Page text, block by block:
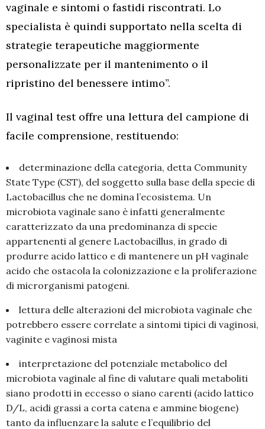
vaginale e sintomi o fastidi riscontrati. Lo
specialista è quindi supportato nella scelta di
strategie terapeutiche maggiormente
personalizzate per il mantenimento o il
ripristino del benessere intimo”.
Il vaginal test offre una lettura del campione di
facile comprensione, restituendo:
determinazione della categoria, detta Community
State Type (CST), del soggetto sulla base della specie di
Lactobacillus che ne domina l’ecosistema. Un
microbiota vaginale sano è infatti generalmente
caratterizzato da una predominanza di specie
appartenenti al genere Lactobacillus, in grado di
produrre acido lattico e di mantenere un pH vaginale
acido che ostacola la colonizzazione e la proliferazione
di microrganismi patogeni.
lettura delle alterazioni del microbiota vaginale che
potrebbero essere correlate a sintomi tipici di vaginosi,
vaginite e vaginosi mista
interpretazione del potenziale metabolico del
microbiota vaginale al fine di valutare quali metaboliti
siano prodotti in eccesso o siano carenti (acido lattico
D/L, acidi grassi a corta catena e ammine biogene)
tanto da influenzare la salute e l’equilibrio del